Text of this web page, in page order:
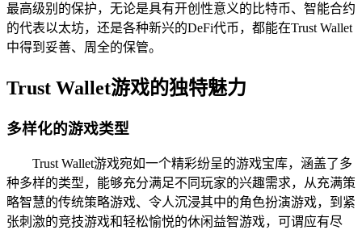
最高级别的保护，无论是具有开创性意义的比特币、智能合约
的代表以太坊，还是各种新兴的DeFi代币，都能在Trust Wallet
中得到妥善、周全的保管。
Trust Wallet游戏的独特魅力
多样化的游戏类型
Trust Wallet游戏宛如一个精彩纷呈的游戏宝库，涵盖了多
种多样的类型，能够充分满足不同玩家的兴趣需求，从充满策
略智慧的传统策略游戏、令人沉浸其中的角色扮演游戏，到紧
张刺激的竞技游戏和轻松愉悦的休闲益智游戏，可谓应有尽